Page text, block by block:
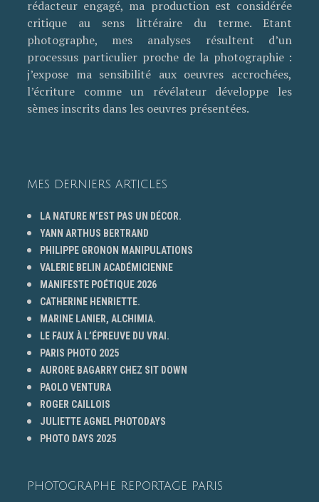
rédacteur engagé, ma production est considérée
critique au sens littéraire du terme. Etant
photographe, mes analyses résultent d’un
processus particulier proche de la photographie :
j’expose ma sensibilité aux oeuvres accrochées,
l’écriture comme un révélateur développe les
sèmes inscrits dans les oeuvres présentées.
MES DERNIERS ARTICLES
LA NATURE N’EST PAS UN DÉCOR.
YANN ARTHUS BERTRAND
PHILIPPE GRONON MANIPULATIONS
VALERIE BELIN ACADÉMICIENNE
MANIFESTE POÉTIQUE 2026
CATHERINE HENRIETTE.
MARINE LANIER, ALCHIMIA.
LE FAUX À L’ÉPREUVE DU VRAI.
PARIS PHOTO 2025
AURORE BAGARRY CHEZ SIT DOWN
PAOLO VENTURA
ROGER CAILLOIS
JULIETTE AGNEL PHOTODAYS
PHOTO DAYS 2025
PHOTOGRAPHE REPORTAGE PARIS